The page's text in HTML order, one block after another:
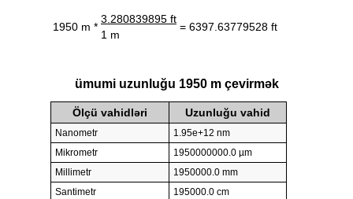
1950 m *
3.280839895 ft
= 6397.63779528 ft
1 m
ümumi uzunluğu 1950 m çevirmək
Ölçü vahidləri Uzunluğu vahid
Nanometr
1.95e+12 nm
Mikrometr
1950000000.0 µm
Millimetr
1950000.0 mm
Santimetr
195000.0 cm